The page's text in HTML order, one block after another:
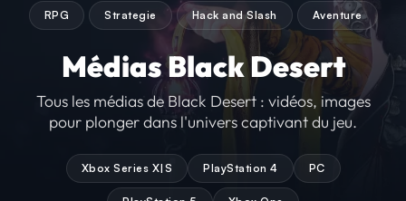
RPG Strategie Hack and Slash Aventure
Médias Black Desert
Tous les médias de Black Desert : vidéos, images
pour plonger dans l'univers captivant du jeu.
Xbox Series X|S PlayStation 4 PC